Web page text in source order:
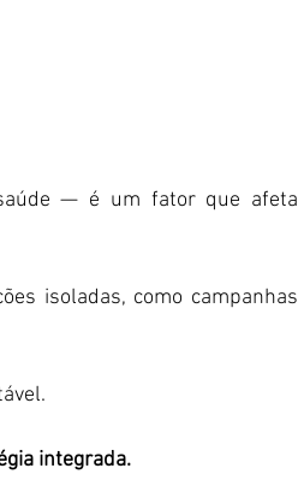
— é um fator que afeta
isoladas, como campanhas
integrada.